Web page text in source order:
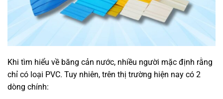
Khi tìm hiểu về băng cản nước, nhiều người mặc định rằng
chỉ có loại PVC. Tuy nhiên, trên thị trường hiện nay có 2
dòng chính: